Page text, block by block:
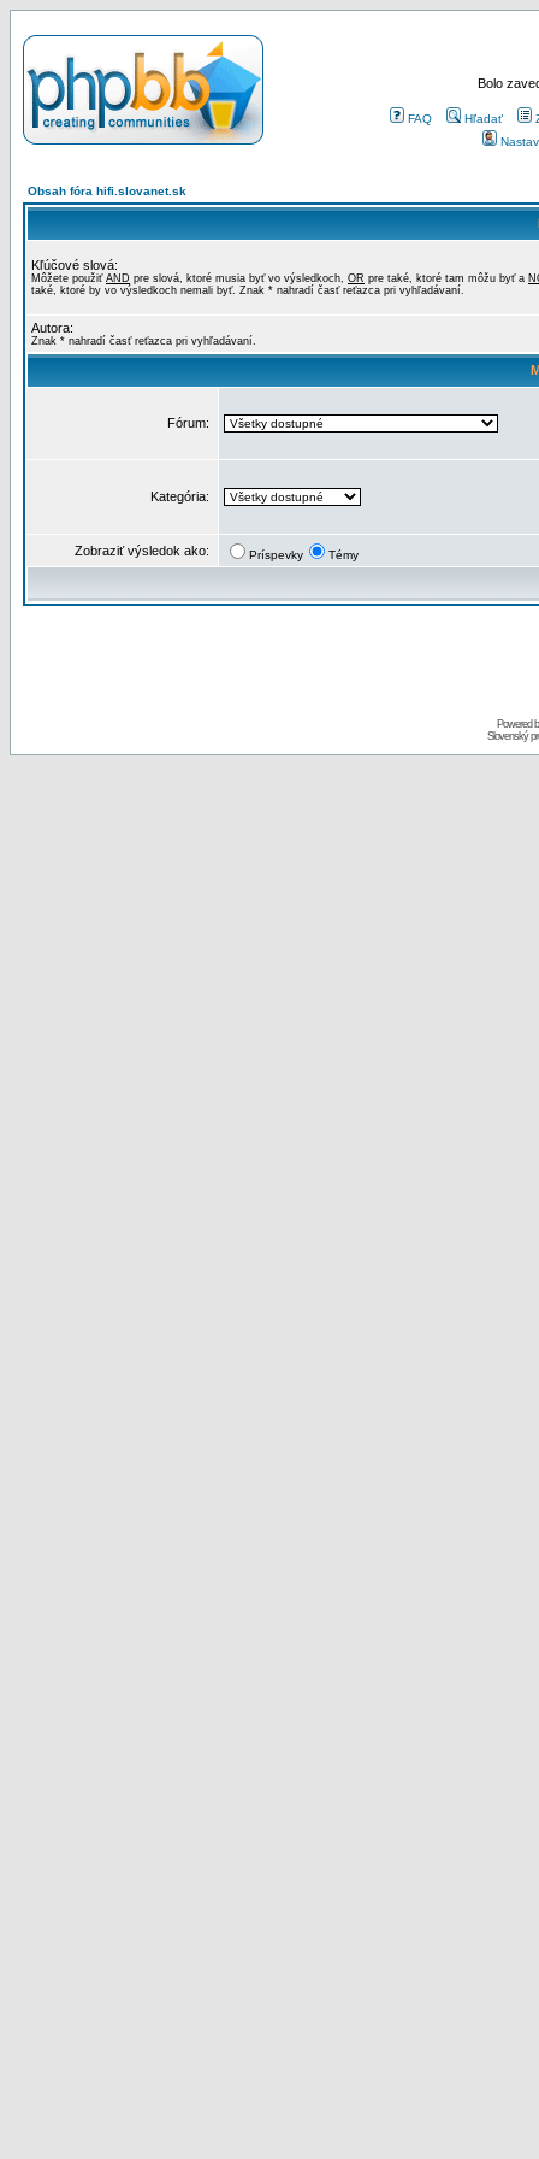
Bolo
FAQ Hľadať
Obsah fóra hifi.slovanet.sk
Kľúčové slová:
Môžete použiť AND pre slová, ktoré musia byť vo výsledkoch, OR pre také, ktoré tam môžu byť a
také, ktoré by vo výsledkoch nemali byť. Znak * nahradí časť reťazca pri vyhľadávaní.
Autora:
Znak * nahradí časť reťazca pri vyhľadávaní.
Fórum:
Kategória:
Zobraziť výsledok ako: Príspevky Témy
Powered
Slovenský